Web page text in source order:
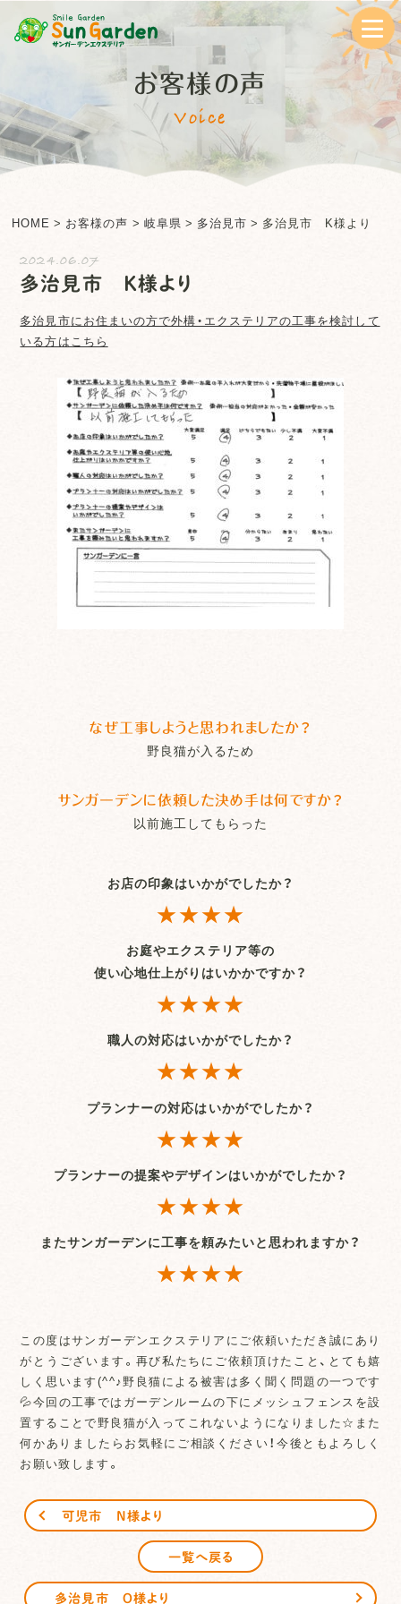
お客様の声
Voice
HOME > お客様の声 > 岐阜県 > 多治見市 > 多治見市 K様より
2024.06.07
多治見市 K様より
多治見市にお住まいの方で外構・エクステリアの工事を検討して
いる方はこちら
なぜ工事しようと思われましたか？
野良猫が入るため
サンガーデンに依頼した決め手は何ですか？
以前施工してもらった
お店の印象はいかがでしたか？
★★★★
お庭やエクステリア等の
使い心地仕上がりはいかかですか？
★★★★
職人の対応はいかがでしたか？
★★★★
プランナーの対応はいかがでしたか？
★★★★
プランナーの提案やデザインはいかがでしたか？
★★★★
またサンガーデンに工事を頼みたいと思われますか？
★★★★
この度はサンガーデンエクステリアにご依頼いただき誠にあり
がとうございます。再び私たちにご依頼頂けたこと、とても嬉
しく思います(^^♪野良猫による被害は多く聞く問題の一つです
💦今回の工事ではガーデンルームの下にメッシュフェンスを設
置することで野良猫が入ってこれないようになりました☆また
何かありましたらお気軽にご相談ください！今後ともよろしく
お願い致します。
可児市 N様より
一覧へ戻る
多治見市 O様より